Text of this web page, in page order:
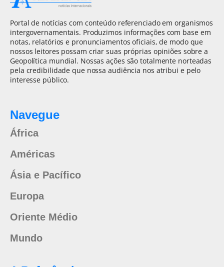
Portal de notícias com conteúdo referenciado em organismos
intergovernamentais. Produzimos informações com base em
notas, relatórios e pronunciamentos oficiais, de modo que
nossos leitores possam criar suas próprias opiniões sobre a
Geopolítica mundial. Nossas ações são totalmente norteadas
pela credibilidade que nossa audiência nos atribui e pelo
interesse público.
Navegue
África
Américas
Ásia e Pacífico
Europa
Oriente Médio
Mundo